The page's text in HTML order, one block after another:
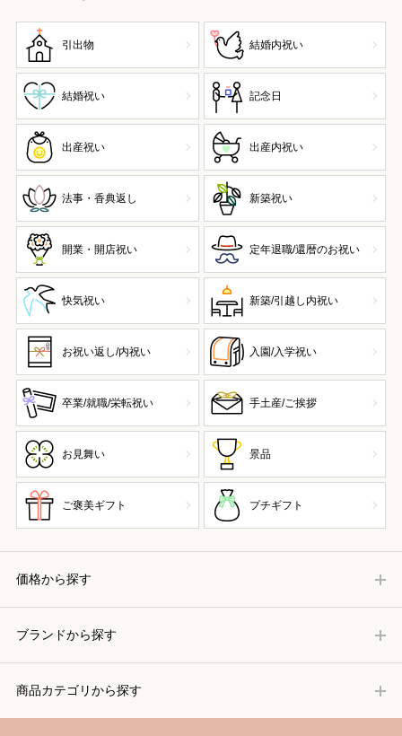
引出物 結婚内祝い
結婚祝い 記念日
出産祝い 出産内祝い
法事・香典返し 新築祝い
開業・開店祝い 定年退職/還暦のお祝い
快気祝い 新築/引越し内祝い
お祝い返し/内祝い 入園/入学祝い
卒業/就職/栄転祝い 手土産/ご挨拶
お見舞い 景品
ご褒美ギフト プチギフト
価格から探す
ブランドから探す
商品カテゴリから探す